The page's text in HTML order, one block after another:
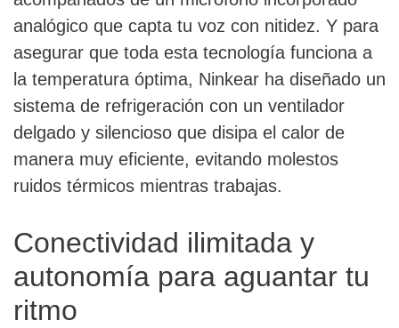
analógico que capta tu voz con nitidez. Y para
asegurar que toda esta tecnología funciona a
la temperatura óptima, Ninkear ha diseñado un
sistema de refrigeración con un ventilador
delgado y silencioso que disipa el calor de
manera muy eficiente, evitando molestos
ruidos térmicos mientras trabajas.
Conectividad ilimitada y
autonomía para aguantar tu
ritmo